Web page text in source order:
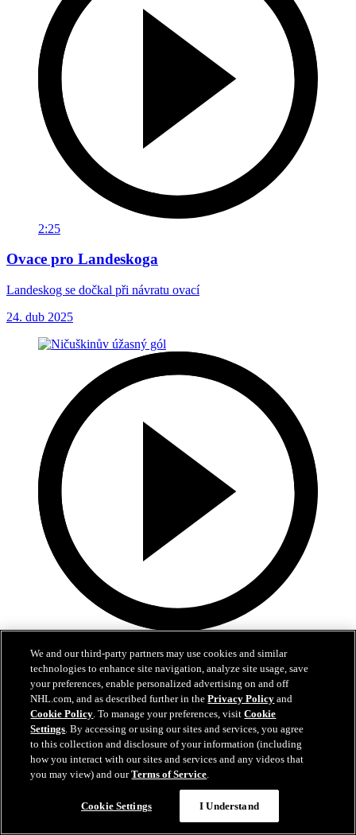
2:25
Ovace pro Landeskoga
Landeskog se dočkal při návratu ovací
24. dub 2025
Ničuškinův úžasný gól
Ničuškin se krásně uvolnil a forhendovým blafákem otevřel skóre
24. dub 2025
We and our third-party partners may use cookies and similar
technologies to enhance site navigation, analyze site usage, save
your preferences, enable personalized advertising on and off
NHL.com, and as described further in thePrivacy Policy and
Cookie Policy. To manage your preferences, visitCookie
Settings. By accessing or using our sites and services, you agree
to this collection and disclosure of your information (including
how you interact with our sites and services and any videos that
you may view) and ourTerms of Service.
Cookie Settings I Understand